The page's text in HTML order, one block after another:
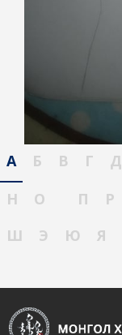
А Б В Г Д
Н
О П Р
Ш
Э Ю Я